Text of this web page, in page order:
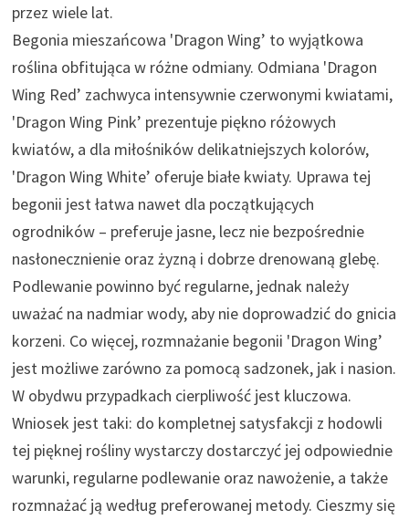
przez wiele lat.
Begonia mieszańcowa 'Dragon Wing’ to wyjątkowa
roślina obfitująca w różne odmiany. Odmiana 'Dragon
Wing Red’ zachwyca intensywnie czerwonymi kwiatami,
'Dragon Wing Pink’ prezentuje piękno różowych
kwiatów, a dla miłośników delikatniejszych kolorów,
'Dragon Wing White’ oferuje białe kwiaty. Uprawa tej
begonii jest łatwa nawet dla początkujących
ogrodników – preferuje jasne, lecz nie bezpośrednie
nasłonecznienie oraz żyzną i dobrze drenowaną glebę.
Podlewanie powinno być regularne, jednak należy
uważać na nadmiar wody, aby nie doprowadzić do gnicia
korzeni. Co więcej, rozmnażanie begonii 'Dragon Wing’
jest możliwe zarówno za pomocą sadzonek, jak i nasion.
W obydwu przypadkach cierpliwość jest kluczowa.
Wniosek jest taki: do kompletnej satysfakcji z hodowli
tej pięknej rośliny wystarczy dostarczyć jej odpowiednie
warunki, regularne podlewanie oraz nawożenie, a także
rozmnażać ją według preferowanej metody. Cieszmy się